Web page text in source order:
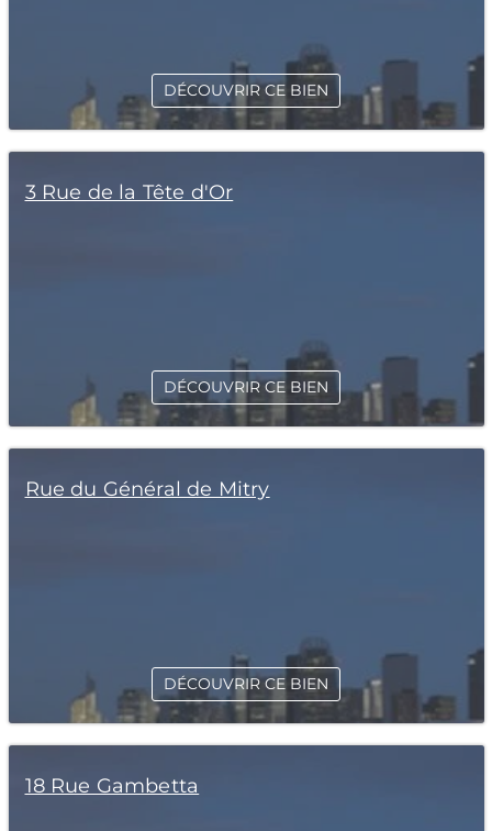
DÉCOUVRIR CE BIEN
3 Rue de la Tête d'Or
DÉCOUVRIR CE BIEN
Rue du Général de Mitry
DÉCOUVRIR CE BIEN
18 Rue Gambetta